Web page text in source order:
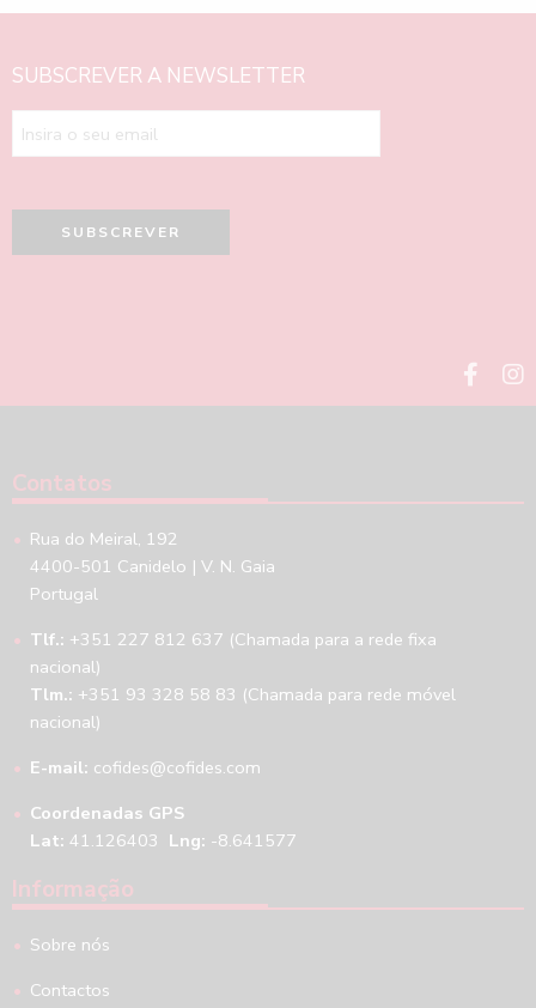
SUBSCREVER A NEWSLETTER
Contatos
Rua do Meiral, 192
4400-501 Canidelo | V. N. Gaia
Portugal
Tlf.: +351 227 812 637 (Chamada para a rede fixa
nacional)
Tlm.: +351 93 328 58 83 (Chamada para rede móvel
nacional)
E-mail: cofides@cofides.com
Coordenadas GPS
Lat: 41.126403 Lng: -8.641577
Informação
Sobre nós
Contactos